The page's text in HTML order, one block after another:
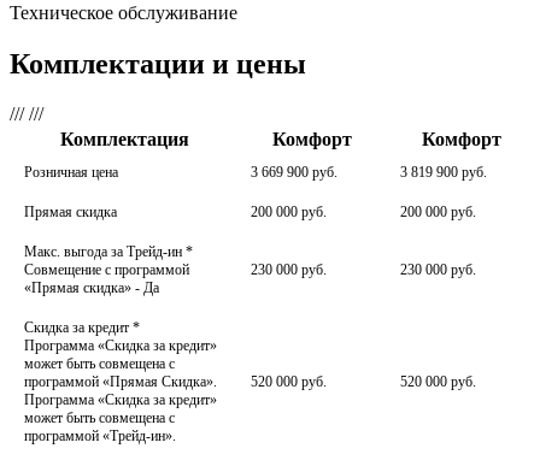
Техническое обслуживание
Комплектации и цены
/// ///
Комплектация
Комфорт Комфорт
Розничная цена 3 669 900 руб. 3 819 900 руб.
Прямая скидка 200 000 руб. 200 000 руб.
Макс. выгода за Трейд-ин *
Совмещение с программой
«Прямая скидка» - Да
230 000 руб. 230 000 руб.
Скидка за кредит *
Программа «Скидка за кредит»
может быть совмещена с
программой «Прямая Скидка».
Программа «Скидка за кредит»
может быть совмещена с
программой «Трейд-ин».
520 000 руб. 520 000 руб.